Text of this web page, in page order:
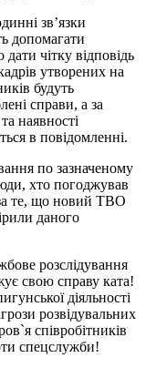
зв’язки
допомагати
чітку відповідь
утворених на
будуть
справи, а за
наявності
в повідомленні.
по зазначеному
хто погоджував
те, що новий ТВО
даного
розслідування
свою справу ката!
діяльності
розвідувальних
співробітників
спецслужби!